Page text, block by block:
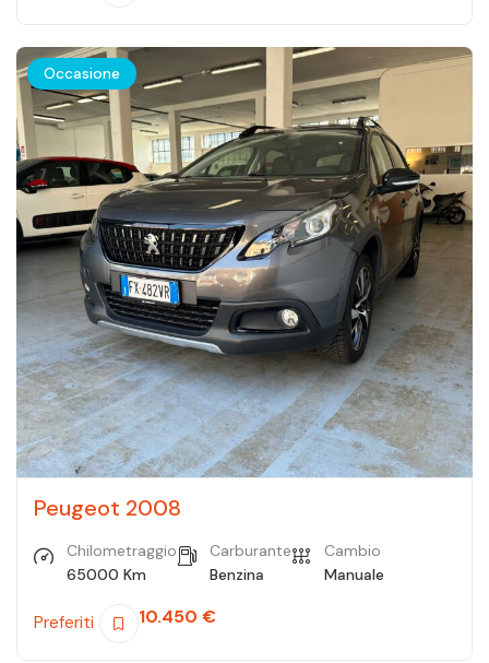
Occasione
Peugeot 2008
Chilometraggio
65000 Km
Carburante
Benzina
Cambio
Manuale
Preferiti 10.450 €